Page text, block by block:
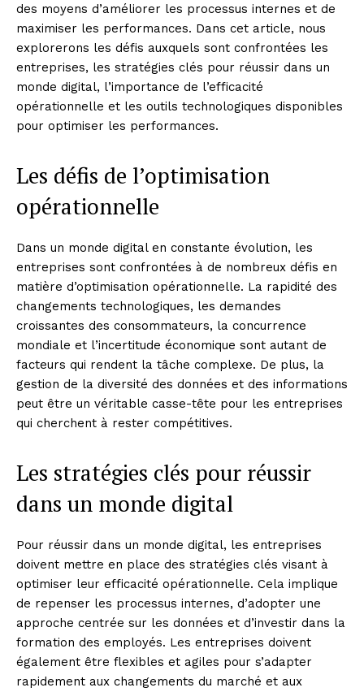
des moyens d’améliorer les processus internes et de
maximiser les performances. Dans cet article, nous
explorerons les défis auxquels sont confrontées les
entreprises, les stratégies clés pour réussir dans un
monde digital, l’importance de l’efficacité
opérationnelle et les outils technologiques disponibles
pour optimiser les performances.
Les défis de l’optimisation
opérationnelle
Dans un monde digital en constante évolution, les
entreprises sont confrontées à de nombreux défis en
matière d’optimisation opérationnelle. La rapidité des
changements technologiques, les demandes
croissantes des consommateurs, la concurrence
mondiale et l’incertitude économique sont autant de
facteurs qui rendent la tâche complexe. De plus, la
gestion de la diversité des données et des informations
peut être un véritable casse-tête pour les entreprises
qui cherchent à rester compétitives.
Les stratégies clés pour réussir
dans un monde digital
Pour réussir dans un monde digital, les entreprises
doivent mettre en place des stratégies clés visant à
optimiser leur efficacité opérationnelle. Cela implique
de repenser les processus internes, d’adopter une
approche centrée sur les données et d’investir dans la
formation des employés. Les entreprises doivent
également être flexibles et agiles pour s’adapter
rapidement aux changements du marché et aux